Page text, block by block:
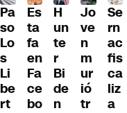
Pa
so
Lo
s
Li
be
rt
Es
ta
fa
en
Fa
ce
bo
H
un
te
r
Bi
de
n
Jo
ve
n
m
ur
ió
tr
Se
rn
ac
fis
ca
liz
a